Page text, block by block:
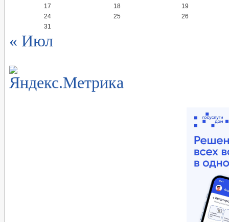
17
18
19
24
25
26
31
« Июл